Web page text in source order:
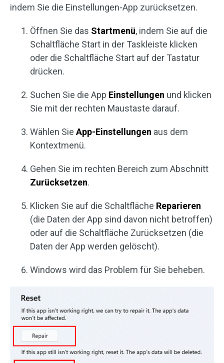
indem Sie die Einstellungen-App zurücksetzen.
Öffnen Sie das Startmenü, indem Sie auf die
Schaltfläche Start in der Taskleiste klicken
oder die Schaltfläche Start auf der Tastatur
drücken.
Suchen Sie die App Einstellungen und klicken
Sie mit der rechten Maustaste darauf.
Wählen Sie App-Einstellungen aus dem
Kontextmenü.
Gehen Sie im rechten Bereich zum Abschnitt
Zurücksetzen.
Klicken Sie auf die Schaltfläche Reparieren
(die Daten der App sind davon nicht betroffen)
oder auf die Schaltfläche Zurücksetzen (die
Daten der App werden gelöscht).
Windows wird das Problem für Sie beheben.